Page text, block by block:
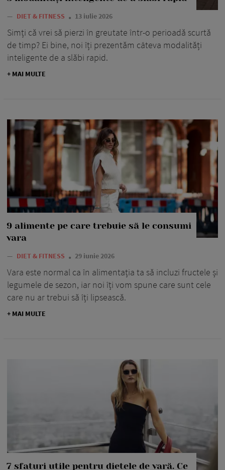
— DIET & FITNESS 13 iulie 2026
Simți că vrei să pierzi în greutate într-o perioadă scurtă
de timp? Ei bine, noi îți prezentăm câteva modalități
inteligente de a slăbi rapid.
+ MAI MULTE
9 alimente pe care trebuie să le consumi
vara
— DIET & FITNESS 29 iunie 2026
Vara este normal ca în alimentația ta să incluzi fructele și
legumele de sezon, iar noi îți vom spune care sunt cele
care nu ar trebui să îți lipsească.
+ MAI MULTE
7 sfaturi utile pentru dietele de vară. Ce